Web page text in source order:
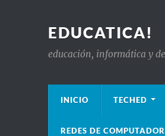
EDUCATICA!
educación, informática y
INICIO TECHED
REDES DE